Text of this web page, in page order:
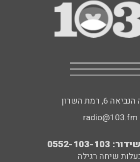
6, רמת השרון
radio@103.fm
103-103
שיחה רגילה